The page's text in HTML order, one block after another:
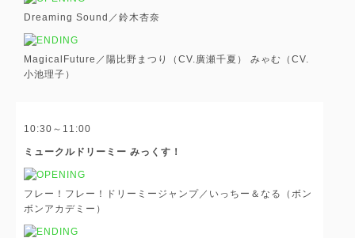
Dreaming Sound／鈴木杏奈
MagicalFuture／陽比野まつり（CV.廣瀬千夏） みゃむ（CV.
小池理子）
10:30～11:00
ミュークルドリーミー みっくす！
フレー！フレー！ドリーミージャンプ／いっちー＆なる（ボン
ボンアカデミー）